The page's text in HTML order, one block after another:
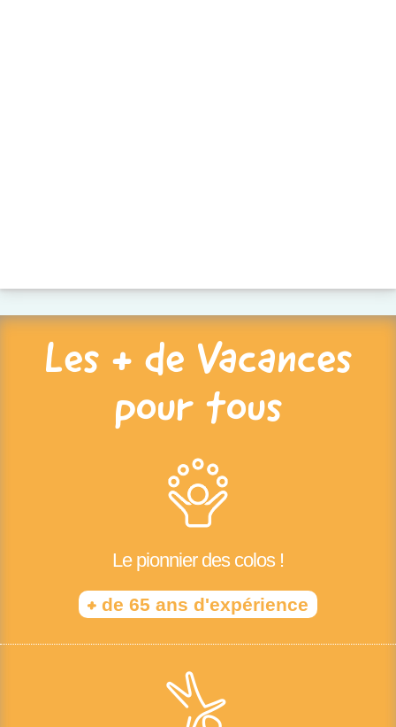
Les + de Vacances
pour tous
Le pionnier des colos !
+ de 65 ans d'expérience